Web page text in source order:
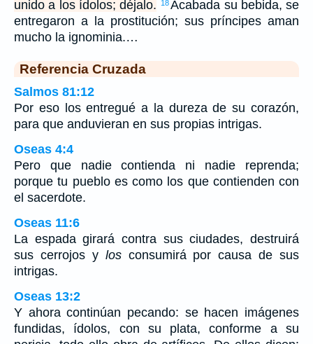
unido a los ídolos; déjalo. 18Acabada su bebida, se
entregaron a la prostitución; sus príncipes aman
mucho la ignominia.…
Referencia Cruzada
Salmos 81:12
Por eso los entregué a la dureza de su corazón,
para que anduvieran en sus propias intrigas.
Oseas 4:4
Pero que nadie contienda ni nadie reprenda;
porque tu pueblo es como los que contienden con
el sacerdote.
Oseas 11:6
La espada girará contra sus ciudades, destruirá
sus cerrojos y losconsumirá por causa de sus
intrigas.
Oseas 13:2
Y ahora continúan pecando: se hacen imágenes
fundidas, ídolos, con su plata, conforme a su